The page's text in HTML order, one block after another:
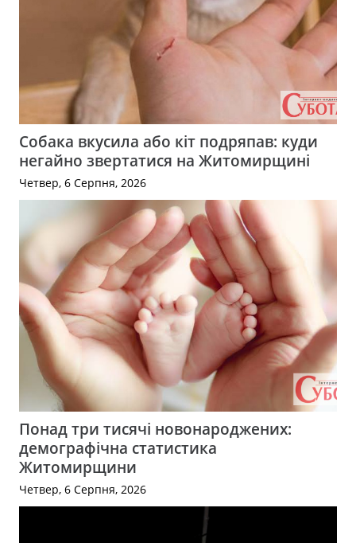
Собака вкусила або кіт подряпав: куди
негайно звертатися на Житомирщині
Четвер, 6 Серпня, 2026
Понад три тисячі новонароджених:
демографічна статистика
Житомирщини
Четвер, 6 Серпня, 2026